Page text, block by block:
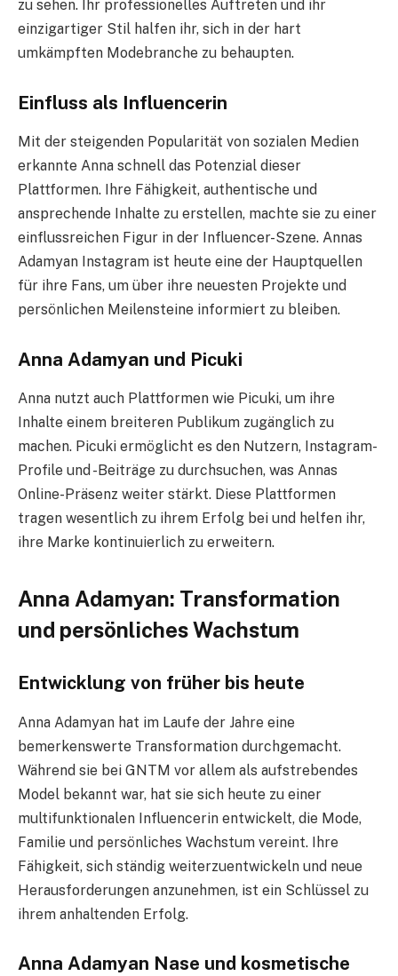
zu sehen. Ihr professionelles Auftreten und ihr
einzigartiger Stil halfen ihr, sich in der hart
umkämpften Modebranche zu behaupten.
Einfluss als Influencerin
Mit der steigenden Popularität von sozialen Medien
erkannte Anna schnell das Potenzial dieser
Plattformen. Ihre Fähigkeit, authentische und
ansprechende Inhalte zu erstellen, machte sie zu einer
einflussreichen Figur in der Influencer-Szene. Annas
Adamyan Instagram ist heute eine der Hauptquellen
für ihre Fans, um über ihre neuesten Projekte und
persönlichen Meilensteine informiert zu bleiben.
Anna Adamyan und Picuki
Anna nutzt auch Plattformen wie Picuki, um ihre
Inhalte einem breiteren Publikum zugänglich zu
machen. Picuki ermöglicht es den Nutzern, Instagram-
Profile und -Beiträge zu durchsuchen, was Annas
Online-Präsenz weiter stärkt. Diese Plattformen
tragen wesentlich zu ihrem Erfolg bei und helfen ihr,
ihre Marke kontinuierlich zu erweitern.
Anna Adamyan: Transformation
und persönliches Wachstum
Entwicklung von früher bis heute
Anna Adamyan hat im Laufe der Jahre eine
bemerkenswerte Transformation durchgemacht.
Während sie bei GNTM vor allem als aufstrebendes
Model bekannt war, hat sie sich heute zu einer
multifunktionalen Influencerin entwickelt, die Mode,
Familie und persönliches Wachstum vereint. Ihre
Fähigkeit, sich ständig weiterzuentwickeln und neue
Herausforderungen anzunehmen, ist ein Schlüssel zu
ihrem anhaltenden Erfolg.
Anna Adamyan Nase und kosmetische